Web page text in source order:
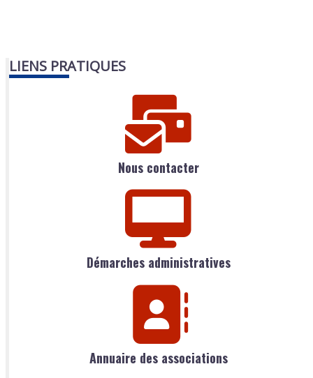
LIENS PRATIQUES
Nous contacter
Démarches administratives
Annuaire des associations